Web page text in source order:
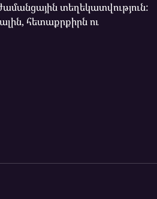
տեղեկատվություն:
հետաքրքիրն ու